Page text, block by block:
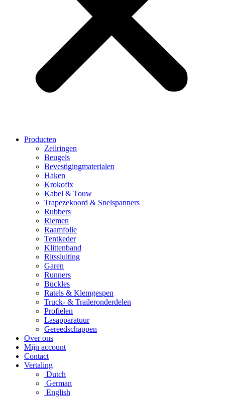
Producten
Zeilringen
Beugels
Bevestigingmaterialen
Haken
Krokofix
Kabel & Touw
Trapezekoord & Snelspanners
Rubbers
Riemen
Raamfolie
Tentkeder
Klittenband
Ritssluiting
Garen
Runners
Buckles
Ratels & Klemgespen
Truck- & Traileronderdelen
Profielen
Lasapparatuur
Gereedschappen
Over ons
Mijn account
Contact
Vertaling
Dutch
German
English